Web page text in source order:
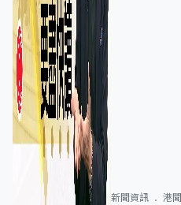
新聞資訊 港聞